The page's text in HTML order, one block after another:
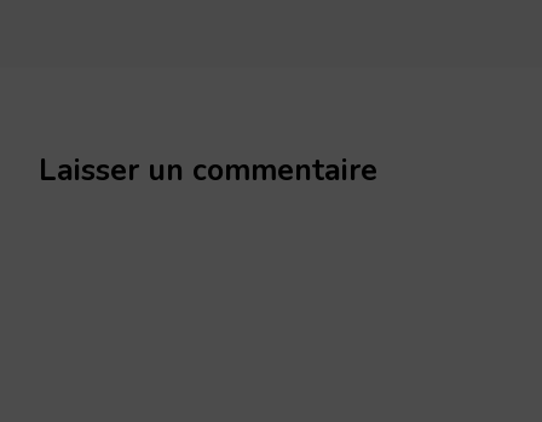
Laisser un commentaire